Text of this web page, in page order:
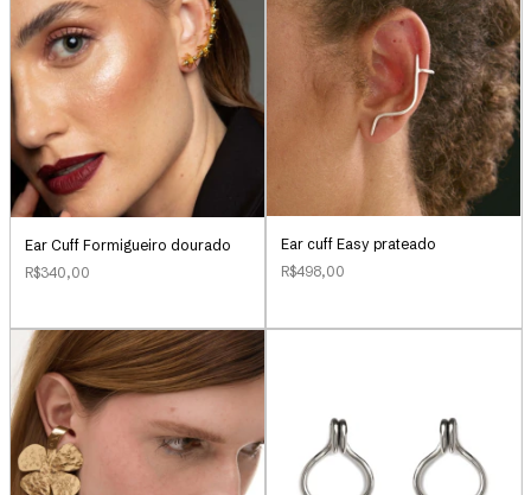
Ear Cuff Formigueiro dourado
R$340,00
Ear cuff Easy prateado
R$498,00